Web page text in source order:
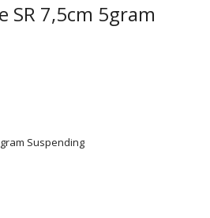
SR 7,5cm 5gram
Suspending